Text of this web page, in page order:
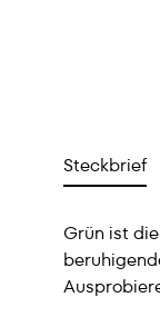
Steckbrief
Grün ist